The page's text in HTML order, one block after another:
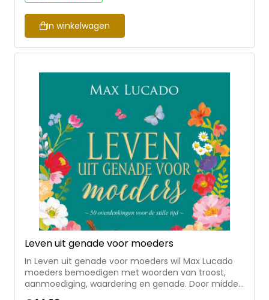
te bidden verdiept je gebedsleven, want ook nu
geven Gods woorden licht en inzicht (Psalm 119:130).
Dit boek is geschreven om de Bijbel te bidden voor
je eigen leven. Naast de gebeden vind je ook veel
citaten die bemoedigen en aanzetten tot
In winkelwagen
Leven uit genade voor moeders
In Leven uit genade voor moeders wil Max Lucado
moeders bemoedigen met woorden van troost,
aanmoediging, waardering en genade. Door middel